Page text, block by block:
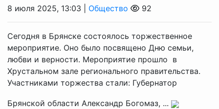
8 июля 2025, 13:03 | Общество 92
Сегодня в Брянске состоялось торжественное
мероприятие. Оно было посвящено Дню семьи,
любви и верности. Мероприятие прошло в
Хрустальном зале регионального правительства.
Участниками торжества стали: Губернатор
Брянской области Александр Богомаз, ...